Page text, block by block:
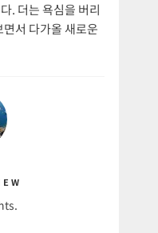
. 더는 욕심을 버리
서 다가올 새로운